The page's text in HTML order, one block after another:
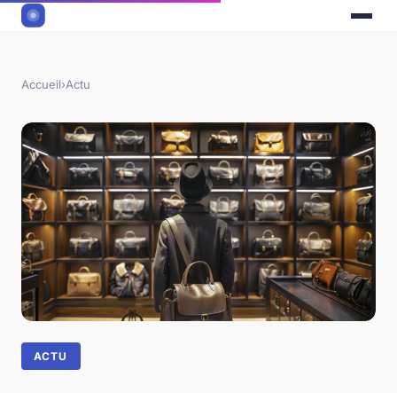
Accueil›Actu
ACTU